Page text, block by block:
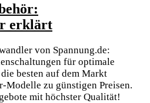
erklärtUnerlässliches
erklärt
von Spannung.de:
für optimale
besten auf dem Markt
Modelle zu günstigen Preisen.
mit höchster Qualität!